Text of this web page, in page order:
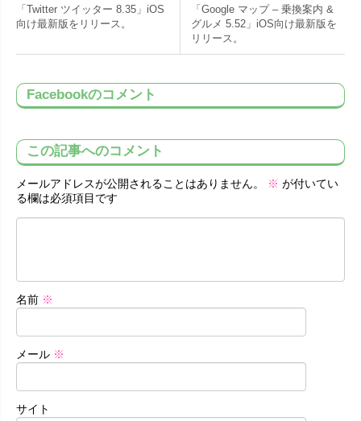
「Twitter ツイッター 8.35」iOS
向け最新版をリリース。
「Google マップ – 乗換案内 &
グルメ 5.52」iOS向け最新版を
リリース。
Facebookのコメント
この記事へのコメント
メールアドレスが公開されることはありません。 ※ が付いてい
る欄は必須項目です
名前 ※
メール ※
サイト